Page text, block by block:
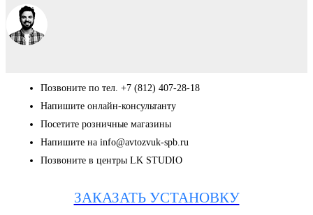
Позвоните по тел. +7 (812) 407-28-18
Напишите онлайн-консультанту
Посетите розничные магазины
Напишите на info@avtozvuk-spb.ru
Позвоните в центры LK STUDIO
ЗАКАЗАТЬ УСТАНОВКУ